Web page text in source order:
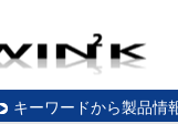
キーワードから製品情